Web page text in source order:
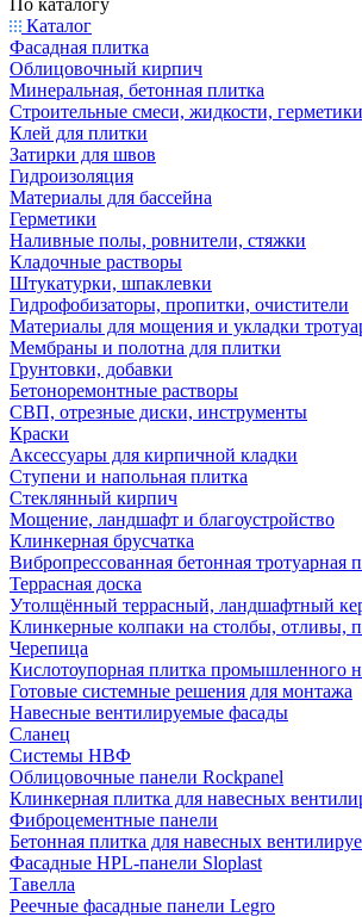
По каталогу
Каталог
Фасадная плитка
Облицовочный кирпич
Минеральная, бетонная плитка
Строительные смеси, жидкости,
Клей для плитки
Затирки для швов
Гидроизоляция
Материалы для бассейна
Герметики
Наливные полы, ровнители, стяжки
Кладочные растворы
Штукатурки, шпаклевки
Гидрофобизаторы, пропитки, очистители
Материалы для мощения и укладки
Мембраны и полотна для плитки
Грунтовки, добавки
Бетоноремонтные растворы
СВП, отрезные диски, инструменты
Краски
Аксессуары для кирпичной кладки
Ступени и напольная плитка
Cтеклянный кирпич
Мощение, ландшафт и благоустройство
Клинкерная брусчатка
Вибропрессованная бетонная тротуарная
Террасная доска
Утолщённый террасный, ландшафтный
Клинкерные колпаки на столбы, отливы,
Черепица
Кислотоупорная плитка промышленного
Готовые системные решения для монтажа
Навесные вентилируемые фасады
Сланец
Системы НВФ
Облицовочные панели Rockpanel
Клинкерная плитка для навесных
Фиброцементные панели
Бетонная плитка для навесных
Фасадные HPL-панели Sloplast
Тавелла
Реечные фасадные панели Legro